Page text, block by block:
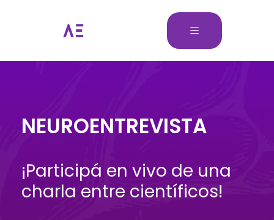
NEUROENTREVISTA
¡Participá en vivo de una
charla entre científicos!